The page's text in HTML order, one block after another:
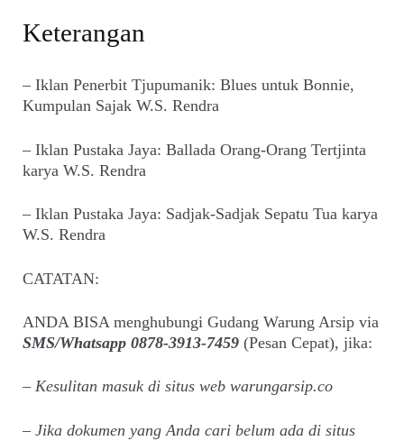
Keterangan
– Iklan Penerbit Tjupumanik: Blues untuk Bonnie,
Kumpulan Sajak W.S. Rendra
– Iklan Pustaka Jaya: Ballada Orang-Orang Tertjinta
karya W.S. Rendra
– Iklan Pustaka Jaya: Sadjak-Sadjak Sepatu Tua karya
W.S. Rendra
CATATAN:
ANDA BISA menghubungi Gudang Warung Arsip via
SMS/Whatsapp 0878-3913-7459 (Pesan Cepat), jika:
– Kesulitan masuk di situs web warungarsip.co
– Jika dokumen yang Anda cari belum ada di situs